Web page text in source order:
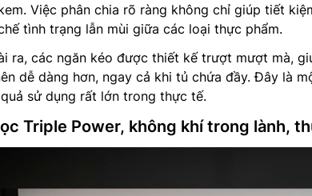
Việc phân chia rõ ràng không chỉ giúp tiết
tình trạng lẫn mùi giữa các loại thực phẩm.
ra, các ngăn kéo được thiết kế trượt mượt mà,
dễ dàng hơn, ngay cả khi tủ chứa đầy. Đây là
sử dụng rất lớn trong thực tế.
Triple Power, không khí trong lành,